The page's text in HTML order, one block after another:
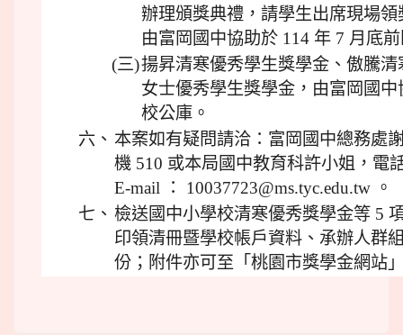
辦理頒獎典禮，請學生出席現場
由富岡國中協助於 114 年 7 月底
(三)揚昇清寒優秀學生獎學金、傲騰
女士優秀學生獎學金，由富岡國
校公庫。
六、 本案如有疑問請洽：富岡國中總務處
機 510 或本局國中教育科許小姐，電
E-mail ： 10037723@ms.tyc.edu.tw 。
七、 檢送國中小學校清寒優秀獎學金等 5
印領清冊暨學校帳戶資料、承辦人群
份；附件亦可至「桃園市獎學金網站